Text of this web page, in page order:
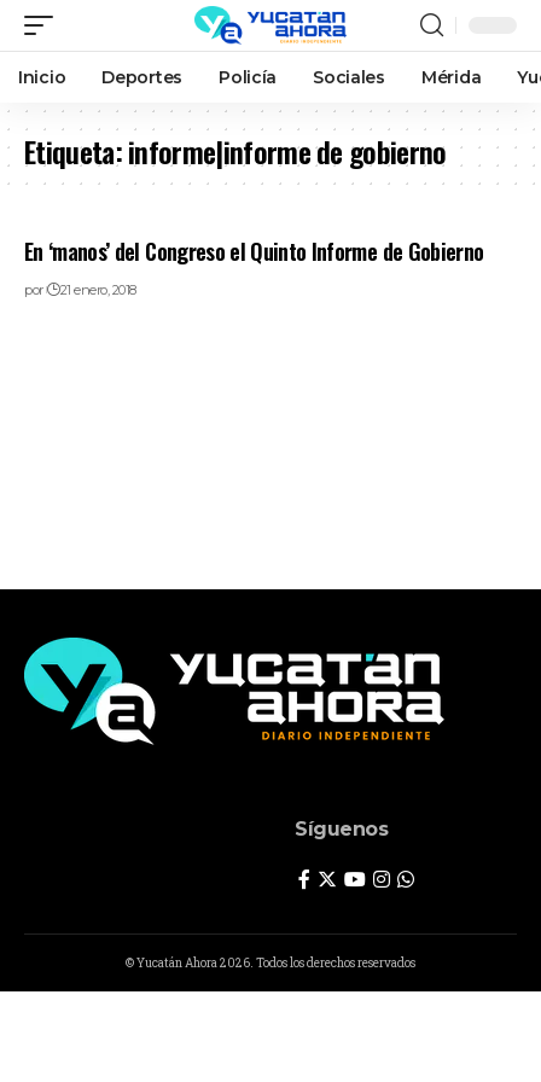
Inicio Deportes Policía Sociales Mérida
Etiqueta:informe|informe de gobierno
En ‘manos’ del Congreso el Quinto Informe de Gobierno
por 21 enero, 2018
Síguenos
© Yucatán Ahora 2026. Todos los derechos reservados